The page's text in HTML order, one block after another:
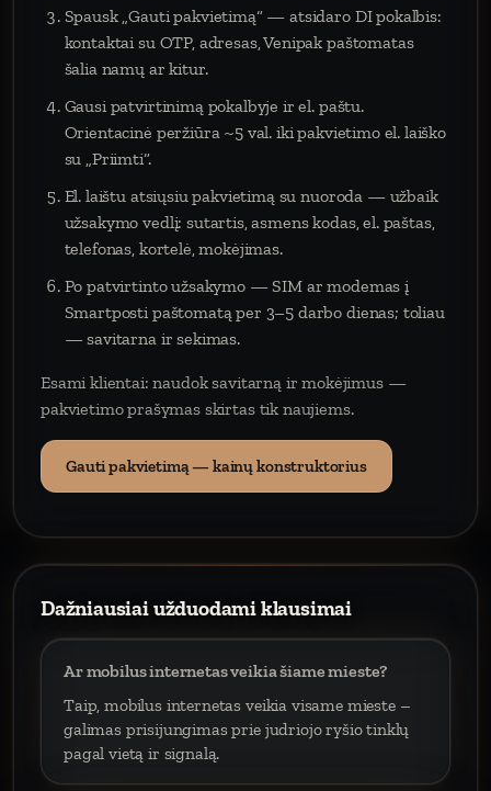
Spausk „Gauti pakvietimą“ — atsidaro DI pokalbis:
kontaktai su OTP, adresas, Venipak paštomatas
šalia namų ar kitur.
Gausi patvirtinimą pokalbyje ir el. paštu.
Orientacinė peržiūra ~5 val. iki pakvietimo el. laiško
su „Priimti“.
El. laištu atsiųsiu pakvietimą su nuoroda — užbaik
užsakymo vedlį: sutartis, asmens kodas, el. paštas,
telefonas, kortelė, mokėjimas.
Po patvirtinto užsakymo — SIM ar modemas į
Smartposti paštomatą per 3–5 darbo dienas; toliau
— savitarna ir sekimas.
Esami klientai: naudok savitarną ir mokėjimus —
pakvietimo prašymas skirtas tik naujiems.
Gauti pakvietimą — kainų konstruktorius
Dažniausiai užduodami klausimai
Ar mobilus internetas veikia šiame mieste?
Taip, mobilus internetas veikia visame mieste –
galimas prisijungimas prie judriojo ryšio tinklų
pagal vietą ir signalą.